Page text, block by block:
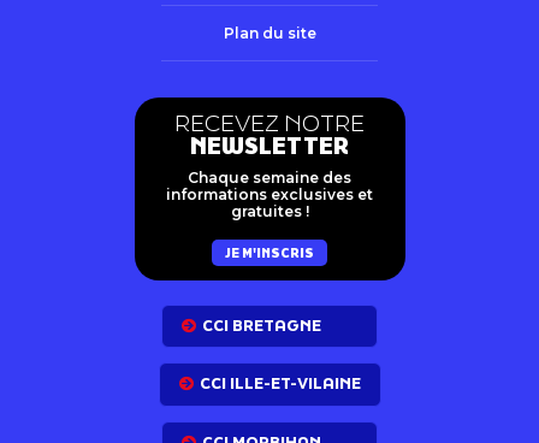
Plan du site
RECEVEZ NOTRE
NEWSLETTER
Chaque semaine des
informations exclusives et
gratuites !
JE M'INSCRIS
CCI BRETAGNE
CCI ILLE-ET-VILAINE